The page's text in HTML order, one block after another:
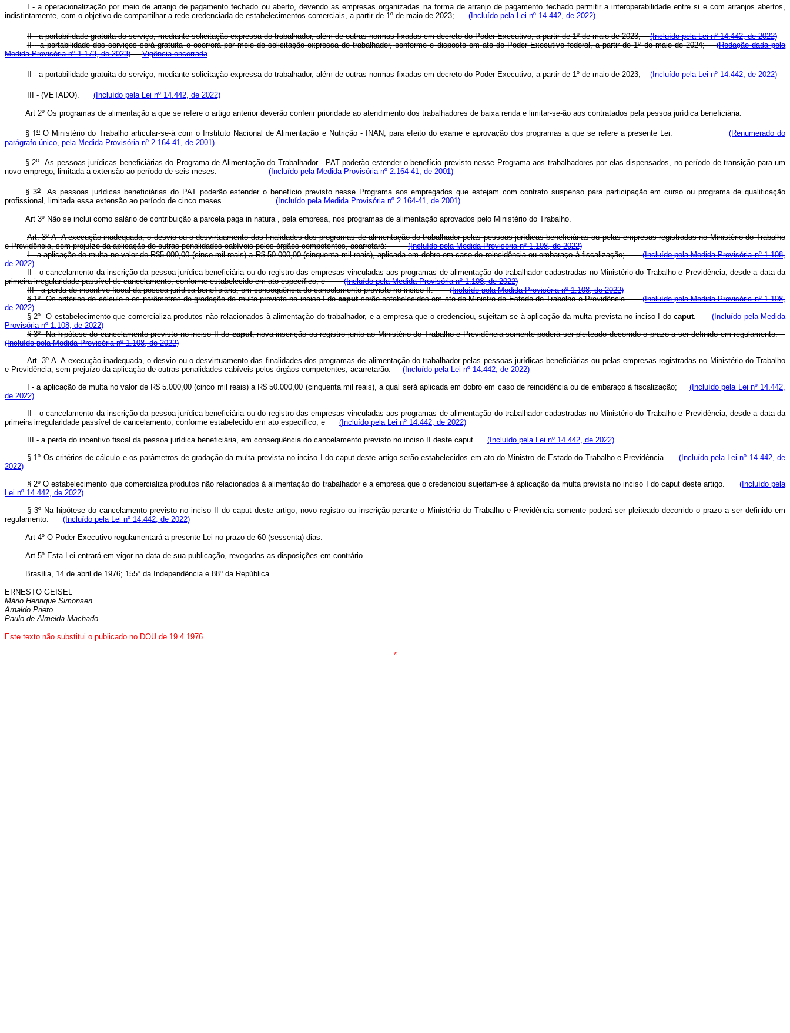
I - a operacionalização por meio de arranjo de pagamento fechado ou aberto, devendo as empresas organizadas na forma de arranjo de pagamento fechado permitir a interoperabilidade entre si e com arranjos abertos,
indistintamente, com o objetivo de compartilhar a rede credenciada de estabelecimentos comerciais, a partir de 1º de maio de 2023; (Incluído pela Lei nº 14.442, de 2022)
II - a portabilidade gratuita do serviço, mediante solicitação expressa do trabalhador, além de outras normas fixadas em decreto do Poder Executivo, a partir de 1º de maio de 2023;(Incluído pela Lei nº 14.442, de 2022)
II - a portabilidade dos serviços será gratuita e ocorrerá por meio desolicitação expressa do trabalhador, conforme o disposto em ato do PoderExecutivo federal, a partir de 1º de maio de 2024;(Redação dada pela
Medida Provisória nº 1.173, de 2023)
Vigência encerrada
II - a portabilidade gratuita do serviço, mediante solicitação expressa do trabalhador, além de outras normas fixadas em decreto do Poder Executivo, a partir de 1º de maio de 2023; (Incluído pela Lei nº 14.442, de 2022)
III - (VETADO). (Incluído pela Lei nº 14.442, de 2022)
Art 2º Os programas de alimentação a que se refere o artigo anterior deverão conferir prioridade ao atendimento dos trabalhadores de baixa renda e limitar-se-ão aos contratados pela pessoa jurídica beneficiária.
§ 1o O Ministério do Trabalho articular-se-á com o Instituto Nacional de Alimentação e Nutrição - INAN, para efeito do exame e aprovação dos programas a que se refere a presente Lei. (Renumerado do
parágrafo único, pela Medida Provisória nº 2.164-41, de 2001)
§ 2oAs pessoas jurídicas beneficiárias do Programa de Alimentação do Trabalhador - PAT poderão estender o benefício previsto nesse Programa aos trabalhadores por elas dispensados, no período de transição para um
novo emprego, limitada a extensão ao período de seis meses. (Incluído pela Medida Provisória nº 2.164-41, de 2001)
§ 3oAs pessoas jurídicas beneficiárias do PAT poderão estender o benefício previsto nesse Programa aos empregados que estejam com contrato suspenso para participação em curso ou programa de qualificação
profissional, limitada essa extensão ao período de cinco meses. (Incluído pela Medida Provisória nº 2.164-41, de 2001)
Art 3º Não se inclui como salário de contribuição a parcela paga in natura , pela empresa, nos programas de alimentação aprovados pelo Ministério do Trabalho.
Art. 3º-A A execução inadequada, o desvio ou o desvirtuamento das finalidades dos programas de alimentação do trabalhador pelas pessoas jurídicas beneficiárias ou pelas empresas registradas no Ministério do Trabalho
e Previdência, sem prejuízo da aplicação de outras penalidades cabíveis pelos órgãos competentes, acarretará:(Incluído pela Medida Provisória nº 1.108, de 2022)
I - a aplicação de multa no valor de R$5.000,00 (cinco mil reais) a R$ 50.000,00 (cinquenta mil reais), aplicada em dobro em caso de reincidência ou embaraço à fiscalização;(Incluído pela Medida Provisória nº 1.108,
de 2022)
II - o cancelamento da inscrição da pessoa jurídica beneficiária ou do registro das empresas vinculadas aos programas de alimentação do trabalhador cadastradas no Ministério do Trabalho e Previdência, desde a data da
primeira irregularidade passível de cancelamento, conforme estabelecido em ato específico; e(Incluído pela Medida Provisória nº 1.108, de 2022)
III - a perda do incentivo fiscal da pessoa jurídica beneficiária, em consequência do cancelamento previsto no inciso II.(Incluído pela Medida Provisória nº 1.108, de 2022)
§ 1º Os critérios de cálculo e os parâmetros de gradação da multa prevista no inciso I docaputserão estabelecidos em ato do Ministro de Estado do Trabalho e Previdência.(Incluído pela Medida Provisória nº 1.108,
de 2022)
§ 2º O estabelecimento que comercializa produtos não relacionados à alimentação do trabalhador, e a empresa que o credenciou, sujeitam-se à aplicação da multa prevista no inciso I docaput.(Incluído pela Medida
Provisória nº 1.108, de 2022)
§ 3º Na hipótese do cancelamento previsto no inciso II docaput, nova inscrição ou registro junto ao Ministério do Trabalho e Previdência somente poderá ser pleiteado decorrido o prazo a ser definido em regulamento.
(Incluído pela Medida Provisória nº 1.108, de 2022)
Art. 3º-A. A execução inadequada, o desvio ou o desvirtuamento das finalidades dos programas de alimentação do trabalhador pelas pessoas jurídicas beneficiárias ou pelas empresas registradas no Ministério do Trabalho
e Previdência, sem prejuízo da aplicação de outras penalidades cabíveis pelos órgãos competentes, acarretarão: (Incluído pela Lei nº 14.442, de 2022)
I - a aplicação de multa no valor de R$ 5.000,00 (cinco mil reais) a R$ 50.000,00 (cinquenta mil reais), a qual será aplicada em dobro em caso de reincidência ou de embaraço à fiscalização;(Incluído pela Lei nº 14.442,
de 2022)
II - o cancelamento da inscrição da pessoa jurídica beneficiária ou do registro das empresas vinculadas aos programas de alimentação do trabalhador cadastradas no Ministério do Trabalho e Previdência, desde a data da
primeira irregularidade passível de cancelamento, conforme estabelecido em ato específico; e (Incluído pela Lei nº 14.442, de 2022)
III - a perda do incentivo fiscal da pessoa jurídica beneficiária, em consequência do cancelamento previsto no inciso II deste caput
(Incluído pela Lei nº 14.442, de 2022)
§ 1º Os critérios de cálculo e os parâmetros de gradação da multa prevista no inciso I docaput deste artigo serão estabelecidos em ato do Ministro de Estado do Trabalho e Previdência. (Incluído pela Lei nº 14.442, de
2022)
§ 2º O estabelecimento que comercializa produtos não relacionados à alimentação do trabalhador e a empresa que o credenciou sujeitam-se à aplicação da multa prevista no inciso I do caputdeste artigo. (Incluído pela
Lei nº 14.442, de 2022)
§ 3º Na hipótese do cancelamento previsto no inciso II do caputdeste artigo, novo registro ou inscrição perante o Ministério do Trabalho e Previdência somente poderá ser pleiteado decorrido o prazo a ser definido em
regulamento. (Incluído pela Lei nº 14.442, de 2022)
Art 4º O Poder Executivo regulamentará a presente Lei no prazo de 60 (sessenta) dias.
Art 5º Esta Lei entrará em vigor na data de sua publicação, revogadas as disposições em contrário.
Brasília, 14 de abril de 1976; 155º da Independência e 88º da República.
ERNESTO GEISEL
Mário Henrique Simonsen
Arnaldo Prieto
Paulo de Almeida Machado
Este texto não substitui o publicado no DOU de 19.4.1976
*